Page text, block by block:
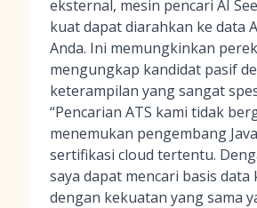
eksternal, mesin pencari AI
kuat dapat diarahkan ke data
Anda. Ini memungkinkan
mengungkap kandidat pasif
keterampilan yang sangat
“Pencarian ATS kami tidak
menemukan pengembang
sertifikasi cloud tertentu.
saya dapat mencari basis data
dengan kekuatan yang sama